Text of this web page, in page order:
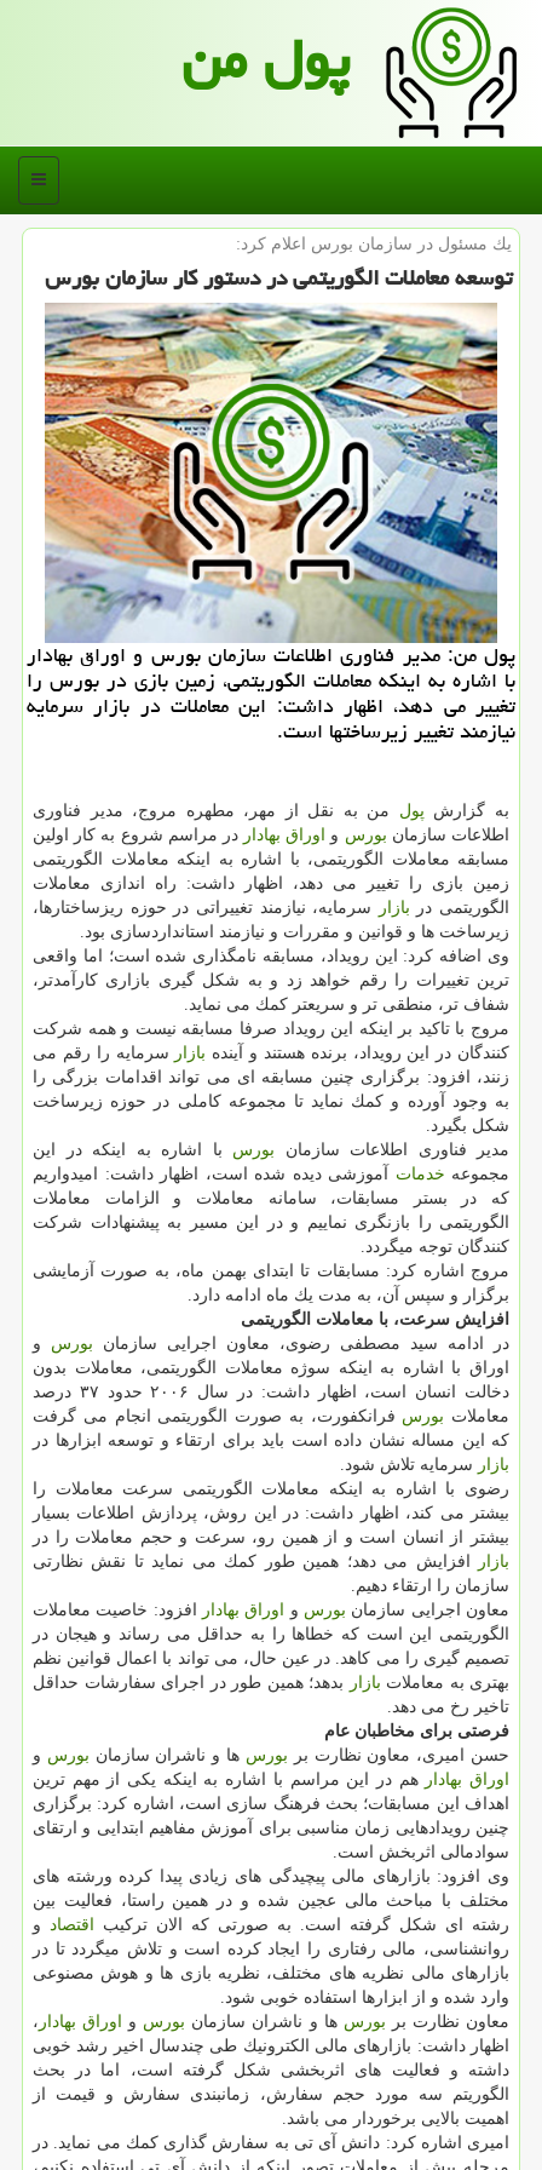
پول من
منو
یك مسئول در سازمان بورس اعلام كرد:
توسعه معاملات الگوریتمی در دستور كار سازمان بورس
پول من: مدیر فناوری اطلاعات سازمان بورس و اوراق بهادار
با اشاره به اینكه معاملات الگوریتمی، زمین بازی در بورس را
تغییر می دهد، اظهار داشت: این معاملات در بازار سرمایه
نیازمند تغییر زیرساختها است.
به گزارش پول من به نقل از مهر، مطهره مروج، مدیر فناوری
اطلاعات سازمان بورس و اوراق بهادار در مراسم شروع به كار اولین
مسابقه معاملات الگوریتمی، با اشاره به اینكه معاملات الگوریتمی
زمین بازی را تغییر می دهد، اظهار داشت: راه اندازی معاملات
الگوریتمی در بازار
سرمایه، نیازمند تغییراتی در حوزه ریزساختارها،
زیرساخت ها و قوانین و مقررات و نیازمند استانداردسازی بود.
وی اضافه كرد: این رویداد، مسابقه نامگذاری شده است؛ اما واقعی
ترین تغییرات را رقم خواهد زد و به شكل گیری بازاری كارآمدتر،
شفاف تر، منطقی تر و سریعتر كمك می نماید.
مروج با تاكید بر اینكه این رویداد صرفا مسابقه نیست و همه شركت
كنندگان در این رویداد، برنده هستند و آینده بازار سرمایه را رقم می
زنند، افزود: برگزاری چنین مسابقه ای می تواند اقدامات بزرگی را
به وجود آورده و كمك نماید تا مجموعه كاملی در حوزه زیرساخت
شكل بگیرد.
مدیر فناوری اطلاعات سازمان بورس با اشاره به اینكه در این
مجموعه خدمات آموزشی دیده شده است، اظهار داشت: امیدواریم
كه در بستر مسابقات، سامانه معاملات و الزامات معاملات
الگوریتمی را بازنگری نماییم و در این مسیر به پیشنهادات شركت
كنندگان توجه میگردد.
مروج اشاره كرد: مسابقات تا ابتدای بهمن ماه، به صورت آزمایشی
برگزار و سپس آن، به مدت یك ماه ادامه دارد.
افزایش سرعت، با معاملات الگوریتمی
در ادامه سید مصطفی رضوی، معاون اجرایی سازمان بورس و
اوراق با اشاره به اینكه سوژه معاملات الگوریتمی، معاملات بدون
دخالت انسان است، اظهار داشت: در سال ۲۰۰۶ حدود ۳۷ درصد
معاملات بورس فرانكفورت، به صورت الگوریتمی انجام می گرفت
كه این مساله نشان داده است باید برای ارتقاء و توسعه ابزارها در
بازار سرمایه تلاش شود.
رضوی با اشاره به اینكه معاملات الگوریتمی سرعت معاملات را
بیشتر می كند، اظهار داشت: در این روش، پردازش اطلاعات بسیار
بیشتر از انسان است و از همین رو، سرعت و حجم معاملات را در
بازار
افزایش می دهد؛ همین طور كمك می نماید تا نقش نظارتی
سازمان را ارتقاء دهیم.
معاون اجرایی سازمان بورس و اوراق بهادار افزود: خاصیت معاملات
الگوریتمی این است كه خطاها را به حداقل می رساند و هیجان در
تصمیم گیری را می كاهد. در عین حال، می تواند با اعمال قوانین نظم
بهتری به معاملات بازار
بدهد؛ همین طور در اجرای سفارشات حداقل
تاخیر رخ می دهد.
فرصتی برای مخاطبان عام
حسن امیری، معاون نظارت بر بورس ها و ناشران سازمان بورس و
اوراق بهادار هم در این مراسم با اشاره به اینكه یكی از مهم ترین
اهداف این مسابقات؛ بحث فرهنگ سازی است، اشاره كرد: برگزاری
چنین رویدادهایی زمان مناسبی برای آموزش مفاهیم ابتدایی و ارتقای
سوادمالی اثربخش است.
وی افزود: بازارهای مالی پیچیدگی های زیادی پیدا كرده ورشته های
مختلف با مباحث مالی عجین شده و در همین راستا، فعالیت بین
رشته ای شكل گرفته است. به صورتی كه الان تركیب اقتصاد
و
روانشناسی، مالی رفتاری را ایجاد كرده است و تلاش میگردد تا در
بازارهای مالی نظریه های مختلف، نظریه بازی ها و هوش مصنوعی
وارد شده و از ابزارها استفاده خوبی شود.
معاون نظارت بر بورس ها و ناشران سازمان بورس و اوراق بهادار ،
اظهار داشت: بازارهای مالی الكترونیك طی چندسال اخیر رشد خوبی
داشته و فعالیت های اثربخشی شكل گرفته است، اما در بحث
الگوریتم سه مورد حجم سفارش، زمانبندی سفارش و قیمت از
اهمیت بالایی برخوردار می باشد.
امیری اشاره كرد: دانش آی تی به سفارش گذاری كمك می نماید. در
مرحله پیش از معاملات تصور اینكه از دانش آی تی استفاده نكنیم،